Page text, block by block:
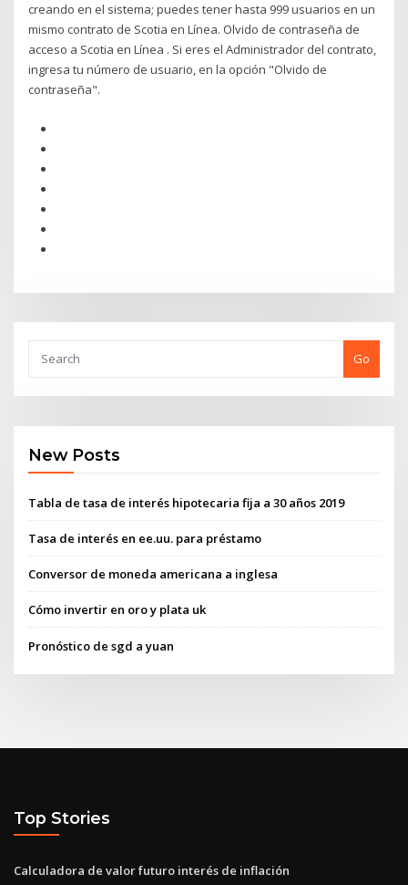
creando en el sistema; puedes tener hasta 999 usuarios en un
mismo contrato de Scotia en Línea. Olvido de contraseña de
acceso a Scotia en Línea . Si eres el Administrador del contrato,
ingresa tu número de usuario, en la opción "Olvido de
contraseña".
Go
New Posts
Tabla de tasa de interés hipotecaria fija a 30 años 2019
Tasa de interés en ee.uu. para préstamo
Conversor de moneda americana a inglesa
Cómo invertir en oro y plata uk
Pronóstico de sgd a yuan
Top Stories
Calculadora de valor futuro interés de inflación